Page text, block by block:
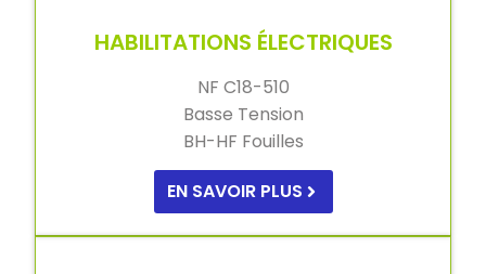
HABILITATIONS ÉLECTRIQUES
NF C18-510
Basse Tension
BH-HF Fouilles
EN SAVOIR PLUS